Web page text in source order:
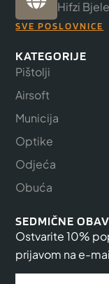
Hifzi
SVE POSLOVNICE
KATEGORIJE
Pištolji
Airsoft
Municija
Optike
Odjeća
Obuća
SEDMIČNE
Ostvarite 10%
prijavom na e-